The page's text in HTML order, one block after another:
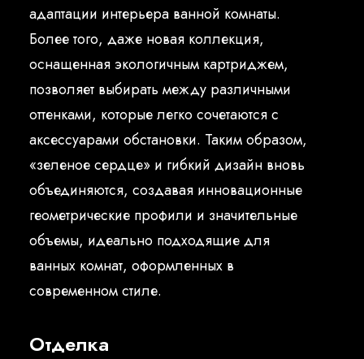
адаптации интерьера ванной комнаты.
Более того, даже новая коллекция,
оснащенная экологичным картриджем,
позволяет выбирать между различными
оттенками, которые легко сочетаются с
аксессуарами обстановки. Таким образом,
«зеленое сердце» и гибкий дизайн вновь
объединяются, создавая инновационные
геометрические профили и значительные
объемы, идеально подходящие для
ванных комнат, оформленных в
современном стиле.
Отделка